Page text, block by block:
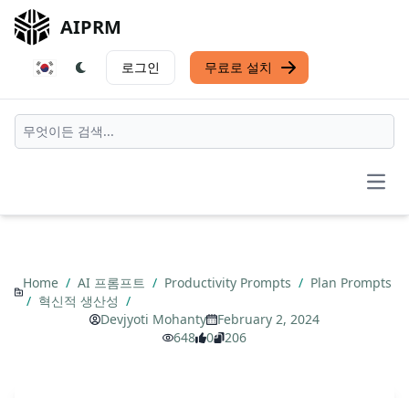
AIPRM
로그인 무료로 설치
Home / AI 프롬프트 / Productivity Prompts / Plan Prompts
/ 혁신적 생산성 /
Devjyoti Mohanty
February 2, 2024
648
0 206